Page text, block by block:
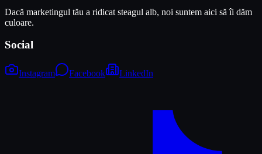
Dacă marketingul tău a ridicat steagul alb, noi suntem aici să îi dăm
culoare.
Social
Instagram Facebook LinkedIn